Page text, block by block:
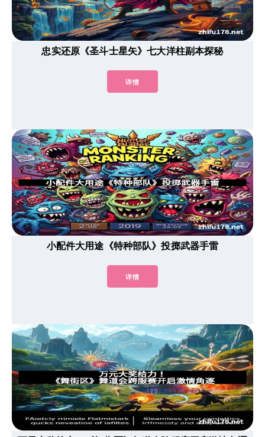
忠实还原《圣斗士星矢》七大洋柱副本探秘
详情
小配件大用途《特种部队》投掷武器手雷
详情